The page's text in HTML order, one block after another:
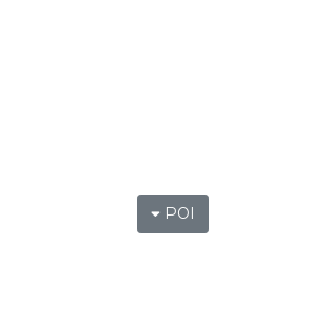
POI